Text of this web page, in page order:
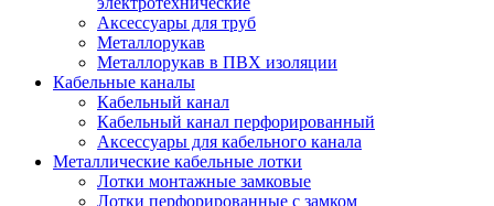
Аксессуары для труб
Металлорукав
Металлорукав в ПВХ изоляции
Кабельные каналы
Кабельный канал
Кабельный канал перфорированный
Аксессуары для кабельного канала
Металлические кабельные лотки
Лотки монтажные замковые
Лотки перфорированные с замком